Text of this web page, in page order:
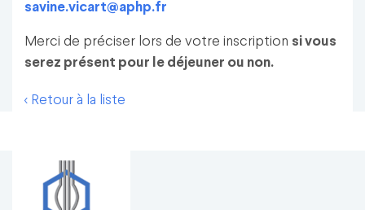
savine.vicart@aphp.fr
Merci de préciser lors de votre inscription si vous
serez présent pour le déjeuner ou non.
< Retour à la liste